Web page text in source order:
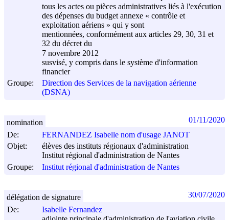
tous les actes ou pièces administratives liés à l'exécution
des dépenses du budget annexe « contrôle et
exploitation aériens » qui y sont
mentionnées, conformément aux articles 29, 30, 31 et
32 du décret du
7 novembre 2012
susvisé, y compris dans le système d'information
financier
Groupe:
Direction des Services de la navigation aérienne
(DSNA)
De:
FERNANDEZ Isabelle nom d'usage JANOT
Objet:
élèves des instituts régionaux d'administration
Institut régional d'administration de Nantes
Groupe:
Institut régional d'administration de Nantes
nomination 01/11/2020
De:
Isabelle Fernandez
délégation de signature 30/07/2020